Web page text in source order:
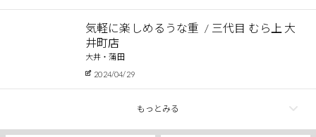
気軽に楽しめるうな重
三代目 むら上 大
井町店
大井・蒲田
2024/04/29
もっとみる